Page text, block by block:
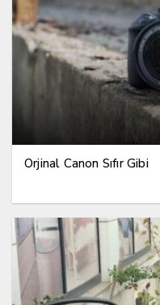
Orjinal Canon Sıfır Gibi